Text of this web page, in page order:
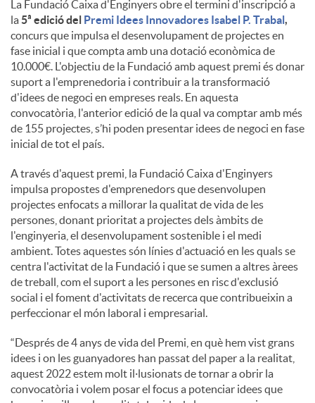
La Fundació Caixa d'Enginyers obre el termini d'inscripció a
la5ª edició del Premi Idees Innovadores Isabel P. Trabal ,
concurs que impulsa el desenvolupament de projectes en
fase inicial i que compta amb una dotació econòmica de
10.000€. L'objectiu de la Fundació amb aquest premi és donar
suport a l'emprenedoria i contribuir a la transformació
d'idees de negoci en empreses reals. En aquesta
convocatòria, l'anterior edició de la qual va comptar amb més
de 155 projectes, s’hi poden presentar idees de negoci en fase
inicial de tot el país.
A través d'aquest premi, la Fundació Caixa d'Enginyers
impulsa propostes d'emprenedors que desenvolupen
projectes enfocats a millorar la qualitat de vida de les
persones, donant prioritat a projectes dels àmbits de
l'enginyeria, el desenvolupament sostenible i el medi
ambient. Totes aquestes són línies d'actuació en les quals se
centra l'activitat de la Fundació i que se sumen a altres àrees
de treball, com el suport a les persones en risc d'exclusió
social i el foment d'activitats de recerca que contribueixin a
perfeccionar el món laboral i empresarial.
“Després de 4 anys de vida del Premi, en què hem vist grans
idees i on les guanyadores han passat del paper a la realitat,
aquest 2022 estem molt il·lusionats de tornar a obrir la
convocatòria i volem posar el focus a potenciar idees que